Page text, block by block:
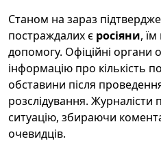
Станом на зараз
постраждалих є росіяни,
допомогу. Офіційні
інформацію про кількість
обставини після
розслідування.
ситуацію, збираючи
очевидців.